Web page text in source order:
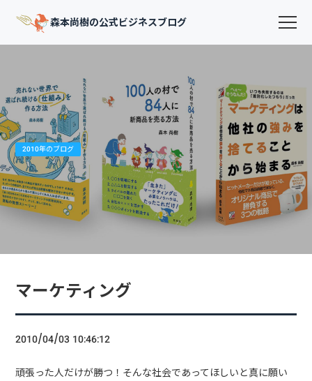
森本尚樹の公式ビジネスブログ
2010年のブログ
マーケティング
2010/04/03 10:46:12
頑張った人だけが勝つ！そんな社会であってほしいと真に願い